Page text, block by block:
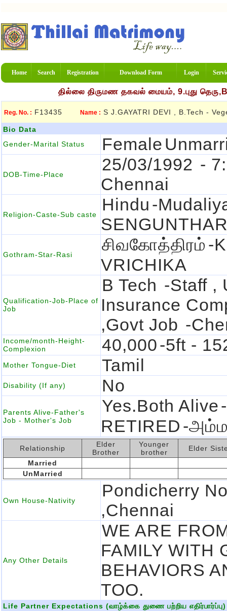
Home Search Registration Download Form Login
தில்லை திருமண தகவல் மையம், 9.புது
Reg. No. : F13435 Name : S J.GAYATRI DEVI , B.Tech -
Bio Data
Gender-Marital Status
Female
DOB-Time-Place
25/03/1992 -
Chennai
Religion-Caste-Sub caste
Hindu -
Gothram-Star-Rasi
சிவகோத்திரம் -
VRICHIKA
Qualification-Job-Place of
Job
B Tech -staff ,
Insurance
,govt Job -
Income/month-Height-
Complexion
40,000-5ft -
Mother Tongue-Diet Tamil
Disability (If any) No
Parents Alive-Father's
Job - Mother's Job
Yes.Both Alive
RETIRED -
Relationship
Elder
Brother
Younger
brother
Elder
Married
UnMarried
Own House-Nativity
Pondicherry
,chennai
Any Other Details
WE ARE
FAMILY WITH
BEHAVIORS
TOO.
Life Partner Expectations (வாழ்க்கை துணை பற்றிய எதிர்பார்ப்பு)